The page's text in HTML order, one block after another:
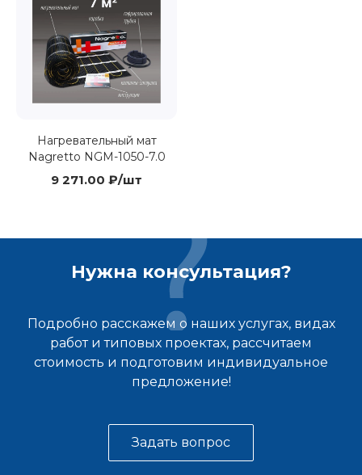
Нагревательный мат
Nagretto NGM-1050-7.0
9 271.00 ₽/шт
Нужна консультация?
Подробно расскажем о наших услугах, видах
работ и типовых проектах, рассчитаем
стоимость и подготовим индивидуальное
предложение!
Задать вопрос